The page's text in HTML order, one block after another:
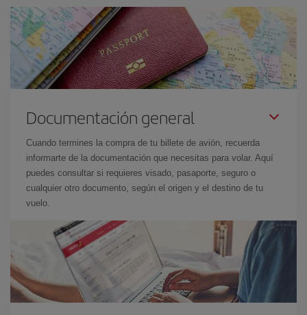
Documentación general
Cuando termines la compra de tu billete de avión, recuerda
informarte de la documentación que necesitas para volar. Aquí
puedes consultar si requieres visado, pasaporte, seguro o
cualquier otro documento, según el origen y el destino de tu
vuelo.